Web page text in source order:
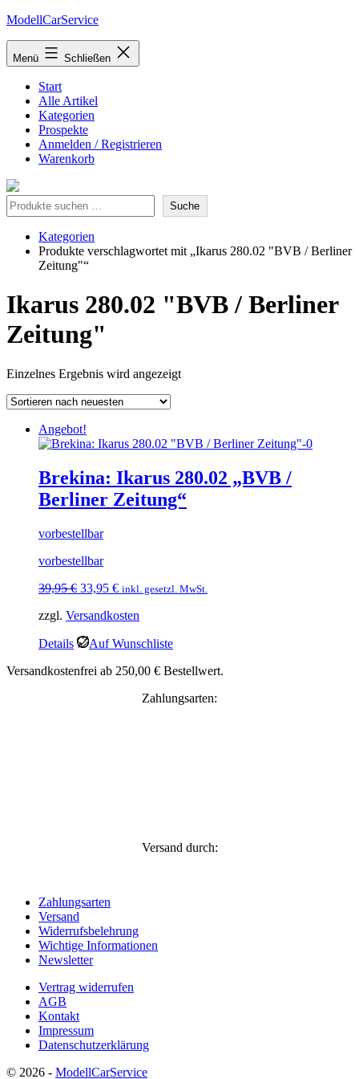
Zum
springen
ModellCarService
Menü Schließen
Start
Alle Artikel
Kategorien
Prospekte
Anmelden / Registrieren
Warenkorb
Suche Suche
Kategorien
Produkte verschlagwortet mit „Ikarus 280.02 "BVB / Berliner
Zeitung"“
Ikarus 280.02 "BVB / Berliner
Zeitung"
Einzelnes Ergebnis wird angezeigt
Angebot!
Brekina: Ikarus 280.02 „BVB /
Berliner Zeitung“
vorbestellbar
vorbestellbar
39,95€ Ursprünglicher
war:
33,95 €Aktueller
ist:
inkl. gesetzl. MwSt.
zzgl. Versandkosten
Details
Auf Wunschliste
Versandkostenfrei ab 250,00 € Bestellwert.
Zahlungsarten:
Versand durch:
Zahlungsarten
Versand
Widerrufsbelehrung
Wichtige Informationen
Newsletter
Vertrag widerrufen
AGB
Kontakt
Impressum
Datenschutzerklärung
© 2026 - ModellCarService